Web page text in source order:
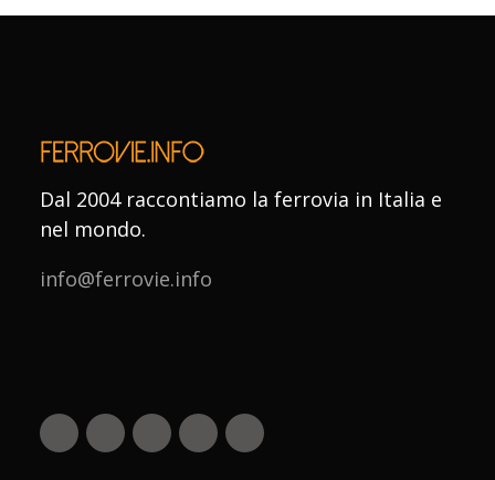
Dal 2004 raccontiamo la ferrovia in Italia e
nel mondo.
info@ferrovie.info